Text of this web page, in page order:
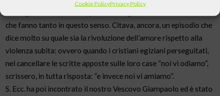
Cookie PolicyPrivacy Policy
che fanno tanto in questo senso. Citava, ancora, un episodio che
dice molto su quale sia la rivoluzione dell’amore rispetto alla
violenza subita: ovvero quando i cristiani egiziani perseguitati,
nel cancellare le scritte apposte sulle loro case “noi vi odiamo”,
scrissero, in tutta risposta: “e invece noi vi amiamo”.
S. Ecc. ha poi incontrato il nostro Vescovo Giampaolo ed è stato